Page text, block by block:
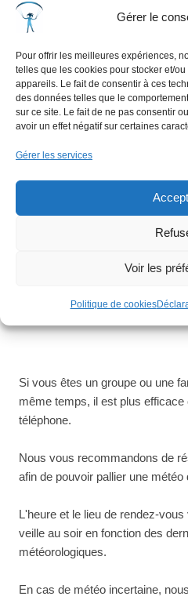
Gérer le
Pour offrir les meilleures expériences,
telles que les cookies pour stocker et/
appareils. Le fait de consentir à ces
des données telles que le
sur ce site. Le fait de ne pas consentir
avoir un effet négatif sur certaines
Gérer les services
Voir les
Politique de cookies
La prestation commence au lieu
Nous irons avec nos véhicules
Vous devrez être habillé de
d’une bonne paire de
expliquées avant le vol par votre
Si vous êtes un groupe ou une
même temps, il est plus
téléphone.
Nous vous recommandons de
afin de pouvoir pallier une météo
L'heure et le lieu de rendez-
veille au soir en fonction des
météorologiques.
En cas de météo incertaine,